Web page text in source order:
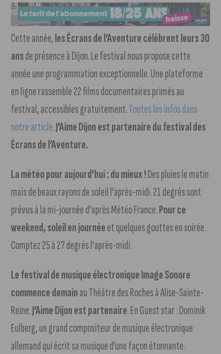
Cette année,les Écrans de l’Aventure célèbrent leurs 30
ansde présence à Dijon. Le festival nous propose cette
année une programmation exceptionnelle. Une plateforme
en ligne rassemble 22 films documentaires primés au
festival, accessibles gratuitement.Toutes les infos dans
notre article.J’Aime Dijon est partenaire du festival des
Écrans de l’Aventure.
La météo pour aujourd’hui : du mieux !Des pluies le matin
mais de beaux rayons de soleil l’après-midi. 21 degrés sont
prévus à la mi-journée d’après Météo France.Pour ce
weekend, soleil en journéeet quelques gouttes en soirée.
Comptez 25 à 27 degrés l’après-midi.
Le festival de musique électronique Image Sonore
commence demainau Théâtre des Roches à Alise-Sainte-
Reine.J’Aime Dijon est partenaire. En Guest star : Dominik
Eulberg, un grand compositeur de musique électronique
allemand qui écrit sa musique d’une façon étonnante.